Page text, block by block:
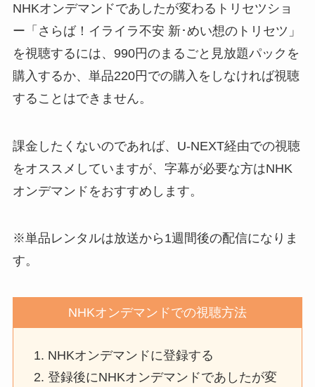
NHKオンデマンドであしたが変わるトリセツショ
ー「さらば！イライラ不安 新･めい想のトリセツ」
を視聴するには、990円のまるごと見放題パックを
購入するか、単品220円での購入をしなければ視聴
することはできません。
課金したくないのであれば、U-NEXT経由での視聴
をオススメしていますが、字幕が必要な方はNHK
オンデマンドをおすすめします。
※単品レンタルは放送から1週間後の配信になりま
す。
NHKオンデマンドでの視聴方法
NHKオンデマンドに登録する
登録後にNHKオンデマンドであしたが変